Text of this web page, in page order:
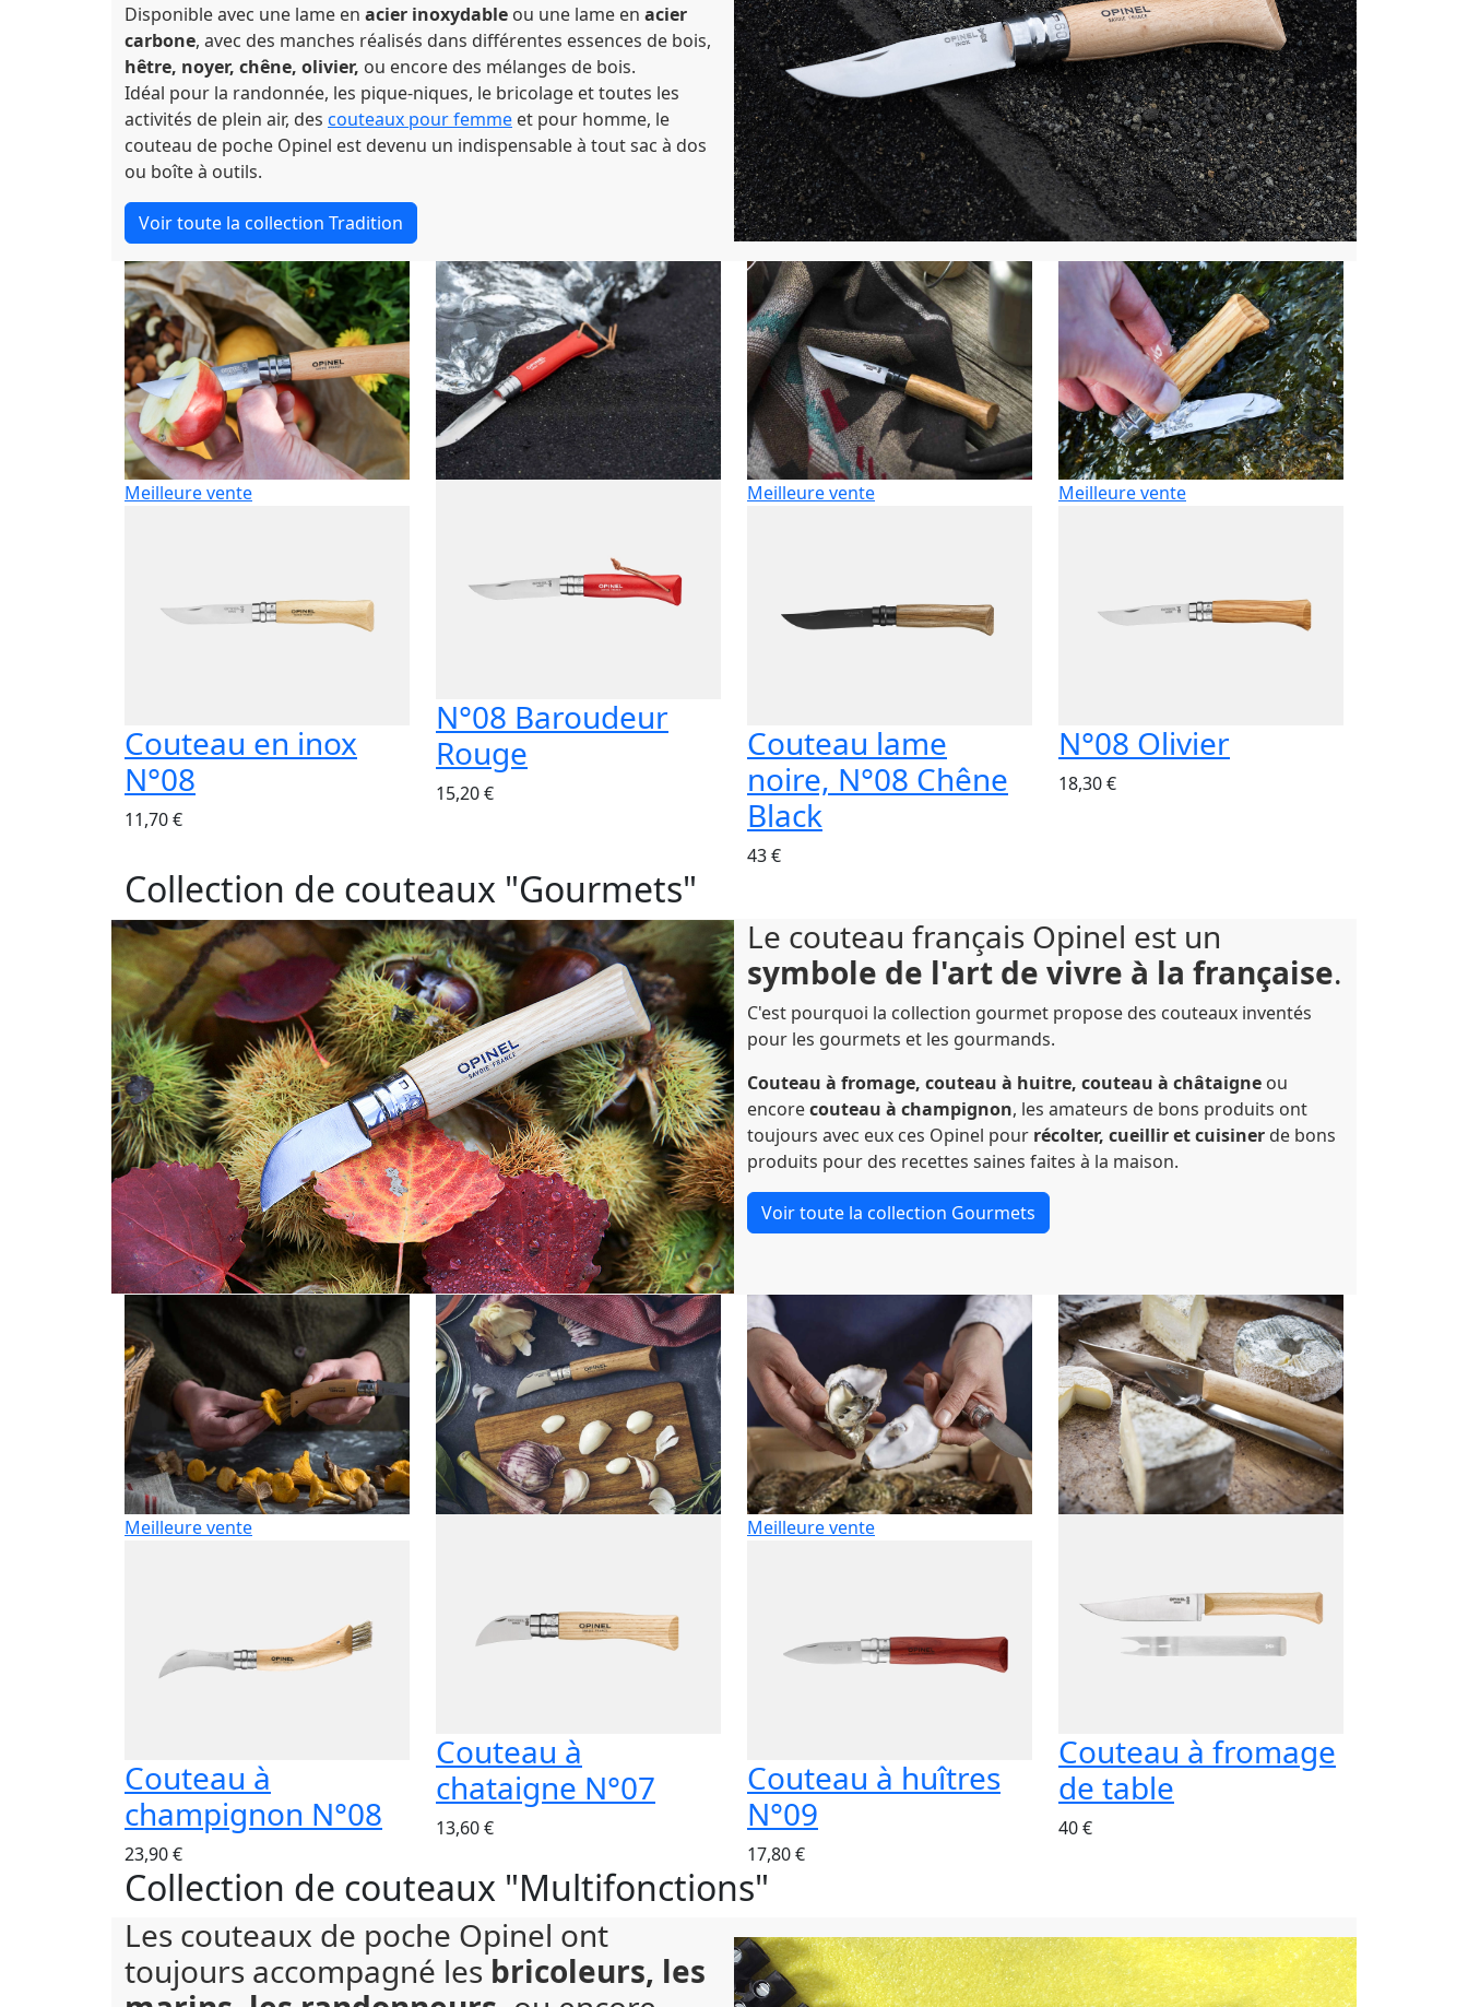
Disponible avec une lame en acier inoxydable ou une lame en acier
carbone, avec des manches réalisés dans différentes essences de bois,
hêtre, noyer, chêne, olivier, ou encore des mélanges de bois.
Idéal pour la randonnée, les pique-niques, le bricolage et toutes les
activités de plein air, des couteaux pour femme et pour homme, le
couteau de poche Opinel est devenu un indispensable à tout sac à dos
ou boîte à outils.
Voir toute la collection Tradition
Meilleure vente
Couteau en inox
N°08
11,70 €
N°08 Baroudeur
Rouge
15,20 €
Meilleure vente
Couteau lame
noire, N°08 Chêne
Black
43 €
Meilleure vente
N°08 Olivier
18,30 €
Collection de couteaux "Gourmets"
Le couteau français Opinel est un
symbole de l'art de vivre à la française.
C'est pourquoi la collection gourmet propose des couteaux inventés
pour les gourmets et les gourmands.
Couteau à fromage, couteau à huitre, couteau à châtaigne ou
encorecouteau à champignon, les amateurs de bons produits ont
toujours avec eux ces Opinel pour récolter, cueillir et cuisiner de bons
produits pour des recettes saines faites à la maison.
Voir toute la collection Gourmets
Meilleure vente
Couteau à
champignon N°08
23,90 €
Couteau à
chataigne N°07
13,60 €
Meilleure vente
Couteau à huîtres
N°09
17,80 €
Couteau à fromage
de table
40 €
Collection de couteaux "Multifonctions"
Les couteaux de poche Opinel ont
toujours accompagné les bricoleurs, les